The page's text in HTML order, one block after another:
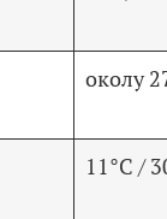
околу
11°C /